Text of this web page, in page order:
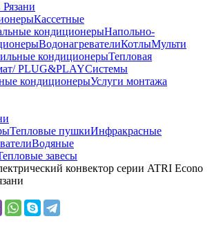
Кассетные
кондиционерыНапольно-
ВодонагревателиКотлыМульти
кондиционерыТепловая
PLUG&PLAYСистемы
кондиционерыУслуги монтажа
Тепловые пушкиИнфракрасные
Водяные
завесы
конвектор серии ATRI Econo